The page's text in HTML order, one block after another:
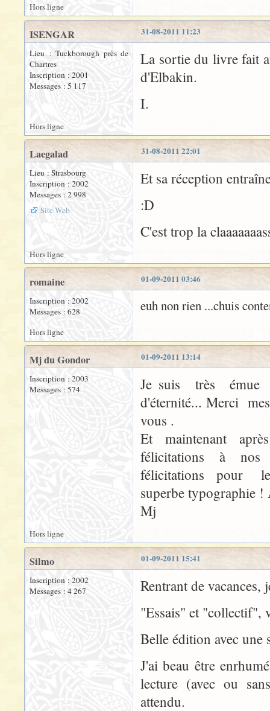
Hors ligne
31-08-2011 11:23
ISENGAR
Lieu : Tuckborough près de
Chartres
Inscription : 2001
Messages : 5 117
La sortie du livre fait
d'Elbakin.
I.
Hors ligne
31-08-2011 22:01
Laegalad
Lieu : Strasbourg
Inscription : 2002
Messages : 2 998
Site Web
Et sa réception
:D
C'est trop la
Hors ligne
01-09-2011 03:46
romaine
Inscription : 2002
Messages : 628
euh non rien ...chuis
Hors ligne
01-09-2011 13:14
Mj du Gondor
Inscription : 2003
Messages : 574
Je suis très
d'éternité... Merci
vous .
Et maintenant
félicitations à
félicitations pour
superbe typographie
Mj
Hors ligne
01-09-2011 15:41
Silmo
Inscription : 2002
Messages : 4 267
Rentrant de
"Essais" et "collectif",
Belle édition avec
J'ai beau être
lecture (avec ou
attendu.